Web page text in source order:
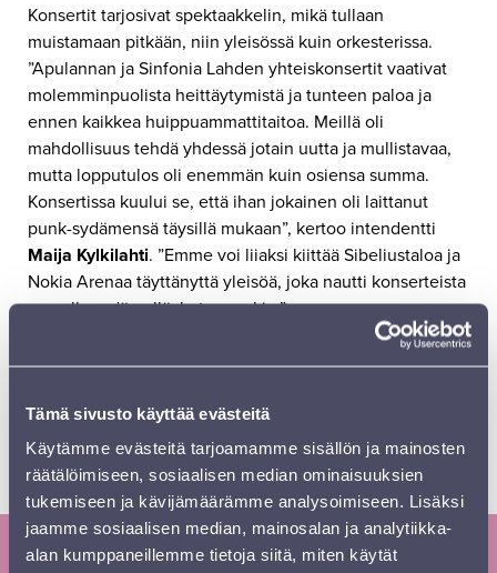
Tämä sivusto käyttää evästeitä
Käytämme evästeitä tarjoamamme sisällön ja mainosten
räätälöimiseen, sosiaalisen median ominaisuuksien
tukemiseen ja kävijämäärämme analysoimiseen. Lisäksi
jaamme sosiaalisen median, mainosalan ja analytiikka-
alan kumppaneillemme tietoja siitä, miten käytät
Konsertit tarjosivat spektaakkelin, mikä tullaan
muistamaan pitkään, niin yleisössä kuin orkesterissa.
”Apulannan ja Sinfonia Lahden yhteiskonsertit vaativat
molemminpuolista heittäytymistä ja tunteen paloa ja
ennen kaikkea huippuammattitaitoa. Meillä oli
mahdollisuus tehdä yhdessä jotain uutta ja mullistavaa,
mutta lopputulos oli enemmän kuin osiensa summa.
Konsertissa kuului se, että ihan jokainen oli laittanut
punk-sydämensä täysillä mukaan”, kertoo intendentti
Maija Kylkilahti. ”Emme voi liiaksi kiittää Sibeliustaloa ja
Nokia Arenaa täyttänyttä yleisöä, joka nautti konserteista
suurella sydämellä, kuten mekin.”
täältä.
katsottavissaRuutu+-palvelusta maksullisena 26.11.2024
asti.
Kuva Jarmo Katila.